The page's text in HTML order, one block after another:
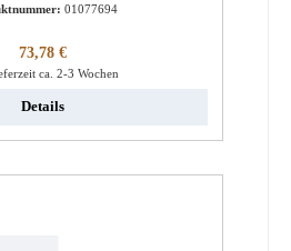
01077694
Regulärer Preis:
73,78 €
ca. 2-3 Wochen
Details